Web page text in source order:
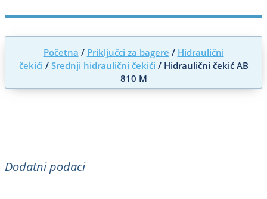
Početna / Priključci za bagere / Hidraulični
čekići / Srednji hidraulični čekići / Hidraulični čekić AB
810 M
Dodatni podaci